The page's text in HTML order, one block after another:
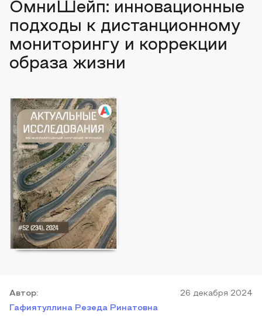
ОмниШейп: инновационные
подходы к дистанционному
мониторингу и коррекции
образа жизни
Автор:
Гафиятуллина Резеда Ринатовна
26 декабря 2024